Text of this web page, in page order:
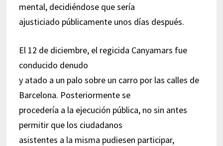
mental, decidiéndose que sería
ajusticiado públicamente unos días después.
El 12 de diciembre, el regicida Canyamars fue
conducido denudo
y atado a un palo sobre un carro por las calles de
Barcelona. Posteriormente se
procedería a la ejecución pública, no sin antes
permitir que los ciudadanos
asistentes a la misma pudiesen participar,